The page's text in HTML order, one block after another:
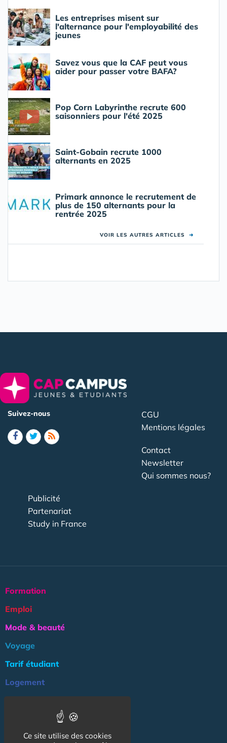
Les entreprises misent sur
l'alternance pour l'employabilité des
jeunes
Savez vous que la CAF peut vous
aider pour passer votre BAFA?
Pop Corn Labyrinthe recrute 600
saisonniers pour l'été 2025
Saint-Gobain recrute 1000
alternants en 2025
Primark annonce le recrutement de
plus de 150 alternants pour la
rentrée 2025
VOIR LES AUTRES ARTICLES ➜
Suivez-nous
CGU
Mentions légales
Contact
Newsletter
Qui sommes nous?
Publicité
Partenariat
Study in France
Formation
Emploi
Mode & beauté
Voyage
Tarif étudiant
Logement
Association
Ce site utilise des cookies